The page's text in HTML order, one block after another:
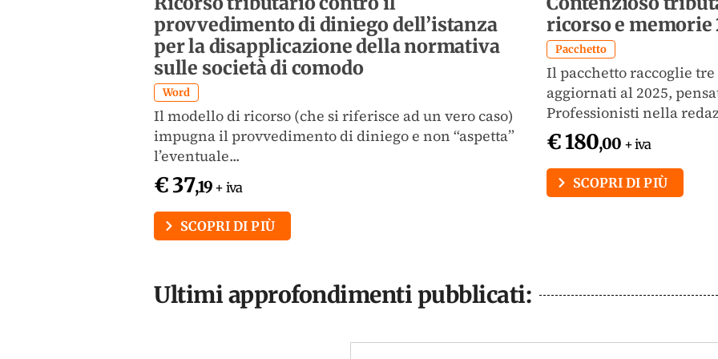
provvedimento di diniego dell’istanza
per la disapplicazione della normativa
sulle società di comodo
Word
Il modello di ricorso (che si riferisce ad un vero caso)
impugna il provvedimento di diniego e non “aspetta”
l’eventuale...
€ 37,19 + iva
SCOPRI DI PIÙ
ricorso e memorie
Pacchetto
Il pacchetto raccoglie
aggiornati al 2025,
Professionisti nella
€ 180,00 + iva
SCOPRI DI PIÙ
Ultimi approfondimenti pubblicati: